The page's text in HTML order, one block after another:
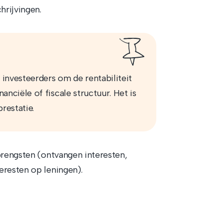
om de rentabiliteit
of fiscale structuur. Het is
(ontvangen interesten,
op leningen).